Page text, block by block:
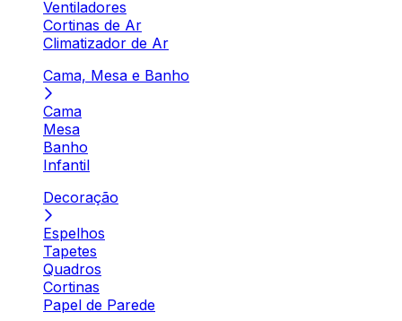
Ventiladores
Cortinas de Ar
Climatizador de Ar
Cama, Mesa e Banho
Cama
Mesa
Banho
Infantil
Decoração
Espelhos
Tapetes
Quadros
Cortinas
Papel de Parede